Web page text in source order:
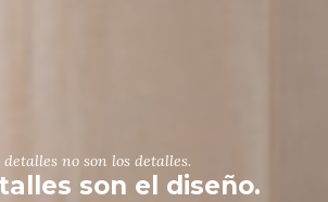
detalles no son los detalles.
son el diseño.